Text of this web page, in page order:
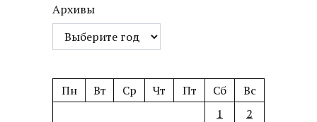
Архивы
Пн Вт Ср Чт Пт Сб
Вс
1
2